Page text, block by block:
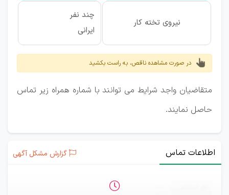
نیروی تخته کار
چند نفر
ایرانی
در صورت مشاهده ناقص، به راست بکشید
متقاضیان واجد شرایط می توانند با شماره همراه زیر تماس
حاصل نمایند.
اطلاعات تماس گزارش مشکل آگهی